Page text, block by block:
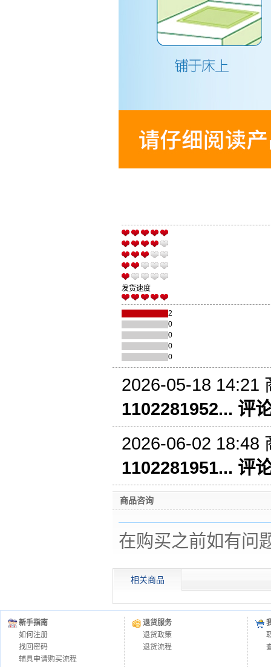
发货速度
2
0
0
0
0
2026-05-18 14:21
1102281952... 评
2026-06-02 18:48
1102281951... 评
商品咨询
在购买之前如有问
相关商品
新手指南
如何注册
找回密码
辅具申请购买流程
退货服务
退货政策
退货流程